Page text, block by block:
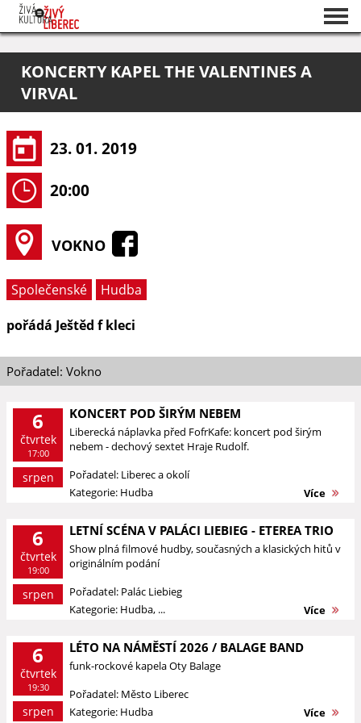
O projektu
Pořadatelé
KONCERTY KAPEL THE VALENTINES A
VIRVAL
23. 01. 2019
20:00
VOKNO
Společenské
Hudba
pořádá Ještěd f kleci
Pořadatel: Vokno
6
čtvrtek
17:00
srpen
KONCERT POD ŠIRÝM NEBEM
Liberecká náplavka před FofrKafe: koncert pod širým
nebem - dechový sextet Hraje Rudolf.
Pořadatel: Liberec a okolí
Kategorie: Hudba
Více
6
čtvrtek
19:00
srpen
LETNÍ SCÉNA V PALÁCI LIEBIEG - ETEREA TRIO
Show plná filmové hudby, současných a klasických hitů v
originálním podání
Pořadatel: Palác Liebieg
Kategorie: Hudba, ...
Více
6
čtvrtek
19:30
srpen
LÉTO NA NÁMĚSTÍ 2026 / BALAGE BAND
funk-rockové kapela Oty Balage
Pořadatel: Město Liberec
Kategorie: Hudba
Více